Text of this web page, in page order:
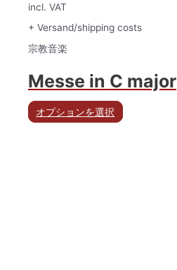
incl. VAT
+ Versand/shipping costs
宗教音楽
Messe in C major
オプションを選択